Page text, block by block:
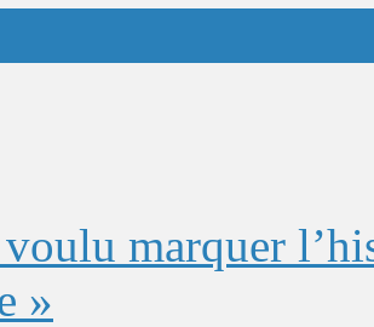
voulu marquer
»